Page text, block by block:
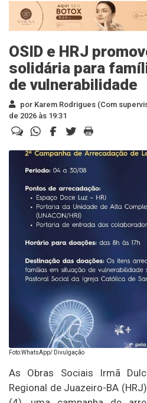
OSID e HRJ
solidária para
de vulnerabilidade
por Karem Rodrigues (Com
de 2026 às 19:31
Foto:WhatsApp/ Divulgação
As Obras Sociais Irmã
Regional de Juazeiro-BA